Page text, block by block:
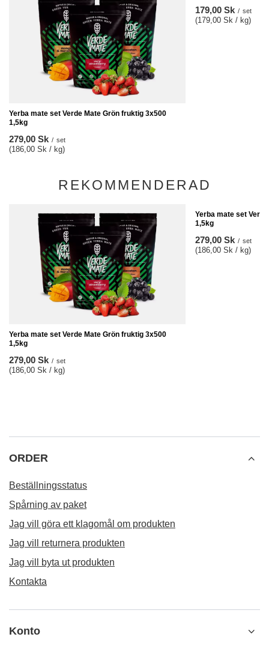
Yerba mate set Verde Mate Grön fruktig 3x500
1,5kg
279,00 Sk / set
(186,00 Sk / kg)
179,00 Sk / set
(179,00 Sk / kg)
REKOMMENDERAD
Yerba mate set Verde Mate Grön fruktig 3x500
1,5kg
279,00 Sk / set
(186,00 Sk / kg)
Yerba mate set
1,5kg
279,00 Sk / set
(186,00 Sk / kg)
ORDER
Beställningsstatus
Spårning av paket
Jag vill göra ett klagomål om produkten
Jag vill returnera produkten
Jag vill byta ut produkten
Kontakta
Konto